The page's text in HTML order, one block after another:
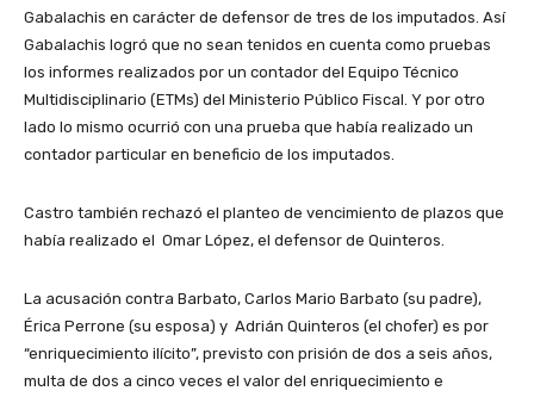
Gabalachis en carácter de defensor de tres de los imputados. Así
Gabalachis logró que no sean tenidos en cuenta como pruebas
los informes realizados por un contador del Equipo Técnico
Multidisciplinario (ETMs) del Ministerio Público Fiscal. Y por otro
lado lo mismo ocurrió con una prueba que había realizado un
contador particular en beneficio de los imputados.
Castro también rechazó el planteo de vencimiento de plazos que
había realizado el Omar López, el defensor de Quinteros.
La acusación contra Barbato, Carlos Mario Barbato (su padre),
Érica Perrone (su esposa) y Adrián Quinteros (el chofer) es por
“enriquecimiento ilícito”, previsto con prisión de dos a seis años,
multa de dos a cinco veces el valor del enriquecimiento e